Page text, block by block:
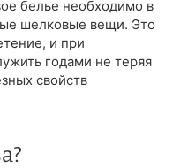
белье необходимо в
шелковые вещи. Это
и при
годами не теряя
свойств